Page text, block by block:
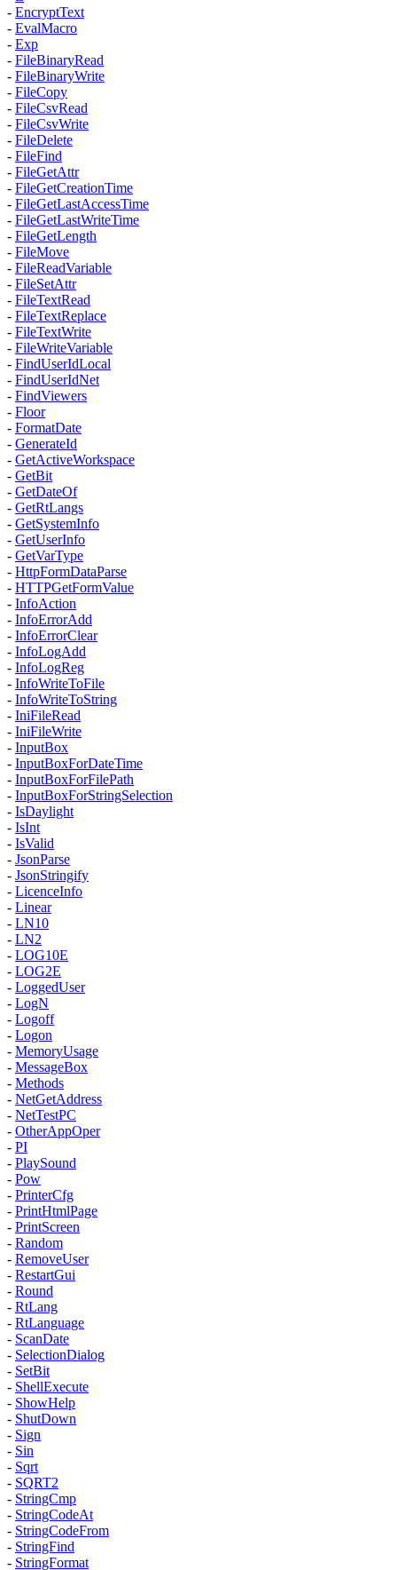
- EncryptText
- EvalMacro
- Exp
- FileBinaryRead
- FileBinaryWrite
- FileCopy
- FileCsvRead
- FileCsvWrite
- FileDelete
- FileFind
- FileGetAttr
- FileGetCreationTime
- FileGetLastAccessTime
- FileGetLastWriteTime
- FileGetLength
- FileMove
- FileReadVariable
- FileSetAttr
- FileTextRead
- FileTextReplace
- FileTextWrite
- FileWriteVariable
- FindUserIdLocal
- FindUserIdNet
- FindViewers
- Floor
- FormatDate
- GenerateId
- GetActiveWorkspace
- GetBit
- GetDateOf
- GetRtLangs
- GetSystemInfo
- GetUserInfo
- GetVarType
- HttpFormDataParse
- HTTPGetFormValue
- InfoAction
- InfoErrorAdd
- InfoErrorClear
- InfoLogAdd
- InfoLogReg
- InfoWriteToFile
- InfoWriteToString
- IniFileRead
- IniFileWrite
- InputBox
- InputBoxForDateTime
- InputBoxForFilePath
- InputBoxForStringSelection
- IsDaylight
- IsInt
- IsValid
- JsonParse
- JsonStringify
- LicenceInfo
- Linear
- LN10
- LN2
- LOG10E
- LOG2E
- LoggedUser
- LogN
- Logoff
- Logon
- MemoryUsage
- MessageBox
- Methods
- NetGetAddress
- NetTestPC
- OtherAppOper
- PI
- PlaySound
- Pow
- PrinterCfg
- PrintHtmlPage
- PrintScreen
- Random
- RemoveUser
- RestartGui
- Round
- RtLang
- RtLanguage
- ScanDate
- SelectionDialog
- SetBit
- ShellExecute
- ShowHelp
- ShutDown
- Sign
- Sin
- Sqrt
- SQRT2
- StringCmp
- StringCodeAt
- StringCodeFrom
- StringFind
- StringFormat